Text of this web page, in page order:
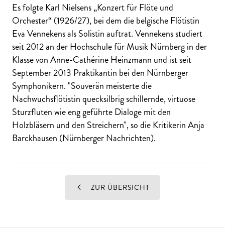
Es folgte Karl Nielsens „Konzert für Flöte und
Orchester“ (1926/27), bei dem die belgische Flötistin
Eva Vennekens als Solistin auftrat. Vennekens studiert
seit 2012 an der Hochschule für Musik Nürnberg in der
Klasse von Anne-Cathérine Heinzmann und ist seit
September 2013 Praktikantin bei den Nürnberger
Symphonikern. "Souverän meisterte die
Nachwuchsflötistin quecksilbrig schillernde, virtuose
Sturzfluten wie eng geführte Dialoge mit den
Holzbläsern und den Streichern", so die Kritikerin Anja
Barckhausen (Nürnberger Nachrichten).
ZUR ÜBERSICHT